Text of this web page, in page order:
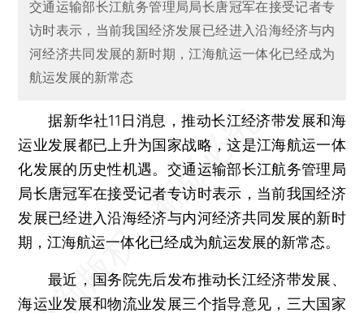
交通运输部长江航务管理局局长唐冠军在接受记者专
访时表示，当前我国经济发展已经进入沿海经济与内
河经济共同发展的新时期，江海航运一体化已经成为
航运发展的新常态
据新华社11日消息，推动长江经济带发展和海
运业发展都已上升为国家战略，这是江海航运一体
化发展的历史性机遇。交通运输部长江航务管理局
局长唐冠军在接受记者专访时表示，当前我国经济
发展已经进入沿海经济与内河经济共同发展的新时
期，江海航运一体化已经成为航运发展的新常态。
最近，国务院先后发布推动长江经济带发展、
海运业发展和物流业发展三个指导意见，三大国家